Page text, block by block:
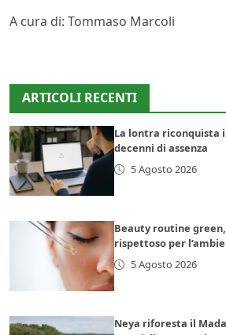
A cura di: Tommaso Marcoli
ARTICOLI RECENTI
La lontra riconquista
decenni di assenza
5 Agosto 2026
Beauty routine
rispettoso per
5 Agosto 2026
Neya riforesta il